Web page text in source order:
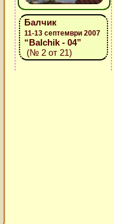
Балчик
11-13 септември 2007
“Balchik - 04”
(№ 2 от 21)